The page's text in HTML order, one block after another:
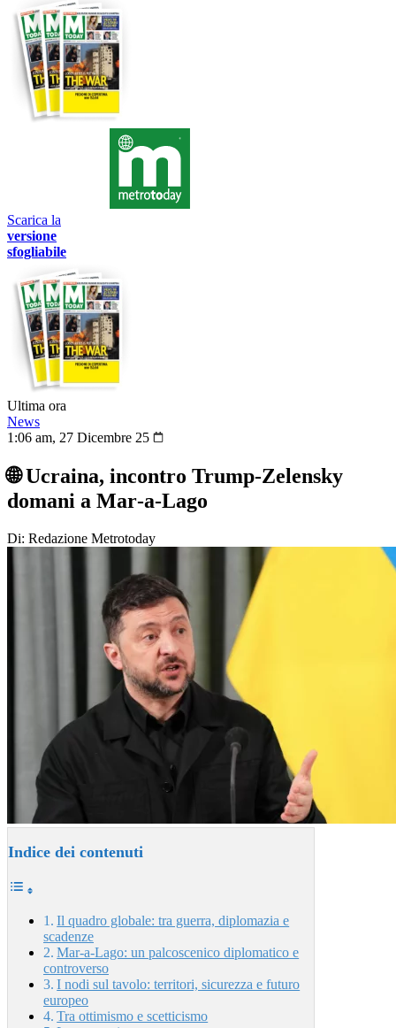
Scarica la
versione
sfogliabile
Ultima ora
News
1:06 am, 27 Dicembre 25
🌐 Ucraina, incontro Trump‑Zelensky
domani a Mar‑a‑Lago
Di: Redazione Metrotoday
Indice dei contenuti
Il quadro globale: tra guerra, diplomazia e
scadenze
Mar‑a‑Lago: un palcoscenico diplomatico e
controverso
I nodi sul tavolo: territori, sicurezza e futuro
europeo
Tra ottimismo e scetticismo